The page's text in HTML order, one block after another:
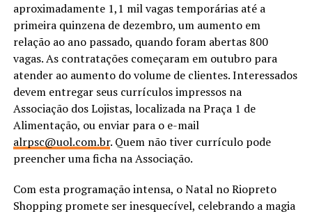
aproximadamente 1,1 mil vagas temporárias até a
primeira quinzena de dezembro, um aumento em
relação ao ano passado, quando foram abertas 800
vagas. As contratações começaram em outubro para
atender ao aumento do volume de clientes. Interessados
devem entregar seus currículos impressos na
Associação dos Lojistas, localizada na Praça 1 de
Alimentação, ou enviar para o e-mail
alrpsc@uol.com.br. Quem não tiver currículo pode
preencher uma ficha na Associação.
Com esta programação intensa, o Natal no Riopreto
Shopping promete ser inesquecível, celebrando a magia